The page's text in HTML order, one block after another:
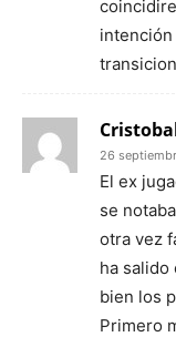
26
El ex
se
otra vez
ha salido
bien los
Primero